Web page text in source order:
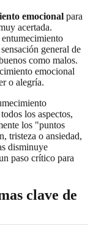
emocional para
acertada.
general de
como malos.
emocional
o alegría.
los aspectos,
los "puntos
tristeza o ansiedad,
disminuye
paso crítico para
clave de